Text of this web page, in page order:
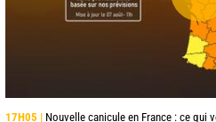
17H05 | Nouvelle canicule en France : ce qui